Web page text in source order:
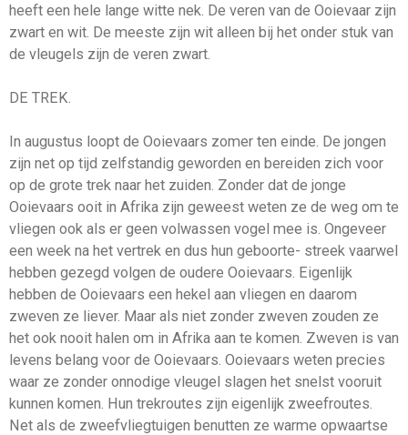
heeft een hele lange witte nek. De veren van de Ooievaar zijn
zwart en wit. De meeste zijn wit alleen bij het onder stuk van
de vleugels zijn de veren zwart.
DE TREK.
In augustus loopt de Ooievaars zomer ten einde. De jongen
zijn net op tijd zelfstandig geworden en bereiden zich voor
op de grote trek naar het zuiden. Zonder dat de jonge
Ooievaars ooit in Afrika zijn geweest weten ze de weg om te
vliegen ook als er geen volwassen vogel mee is. Ongeveer
een week na het vertrek en dus hun geboorte- streek vaarwel
hebben gezegd volgen de oudere Ooievaars. Eigenlijk
hebben de Ooievaars een hekel aan vliegen en daarom
zweven ze liever. Maar als niet zonder zweven zouden ze
het ook nooit halen om in Afrika aan te komen. Zweven is van
levens belang voor de Ooievaars. Ooievaars weten precies
waar ze zonder onnodige vleugel slagen het snelst vooruit
kunnen komen. Hun trekroutes zijn eigenlijk zweefroutes.
Net als de zweefvliegtuigen benutten ze warme opwaartse